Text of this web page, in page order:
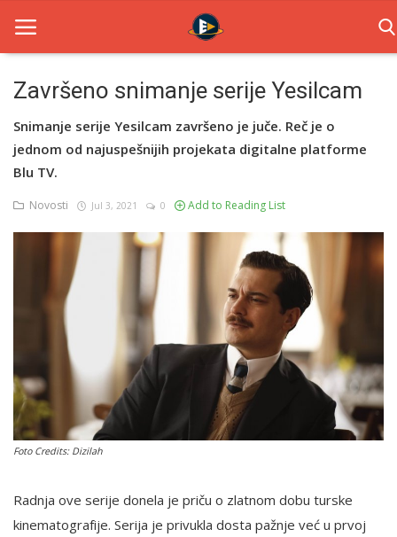
Home
Novosti
TV Serije
Register
English
Završeno snimanje serije Yesilcam
Snimanje serije Yesilcam završeno je juče. Reč je o
jednom od najuspešnijih projekata digitalne platforme
Blu TV.
Novosti Jul 3, 2021 0 Add to Reading List
Foto Credits: Dizilah
Radnja ove serije donela je priču o zlatnom dobu turske
kinematografije. Serija je privukla dosta pažnje već u prvoj